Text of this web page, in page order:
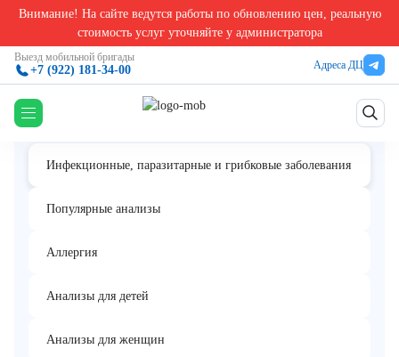
Внимание! На сайте ведутся работы по обновлению цен, реальную
стоимость услуг уточняйте у администратора
Выезд мобильной бригады
+7 (922) 181-34-00 Адреса ДЦ
Анализы на грибки, паразиты, инфекции в Екатеринбурге HBeAg
HBeAg
Инфекционные, паразитарные и грибковые заболевания
Популярные анализы
Аллергия
Анализы для детей
Анализы для женщин